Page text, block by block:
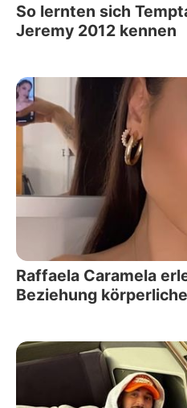
So lernten sich
Jeremy 2012 kennen
Raffaela Caramela
Beziehung